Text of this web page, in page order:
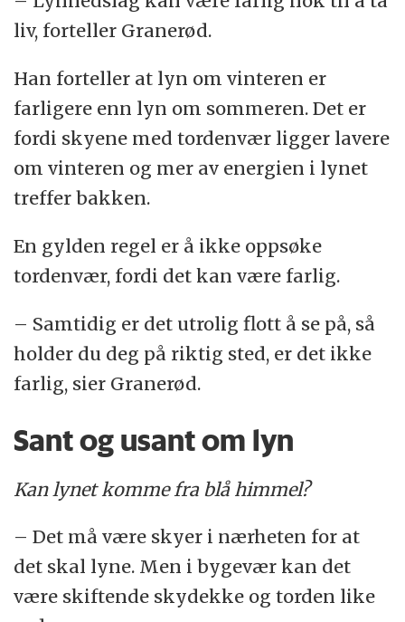
liv, forteller Granerød.
Han forteller at lyn om vinteren er
farligere enn lyn om sommeren. Det er
fordi skyene med tordenvær ligger lavere
om vinteren og mer av energien i lynet
treffer bakken.
En gylden regel er å ikke oppsøke
tordenvær, fordi det kan være farlig.
– Samtidig er det utrolig flott å se på, så
holder du deg på riktig sted, er det ikke
farlig, sier Granerød.
Sant og usant om lyn
Kan lynet komme fra blå himmel?
– Det må være skyer i nærheten for at
det skal lyne. Men i bygevær kan det
være skiftende skydekke og torden like